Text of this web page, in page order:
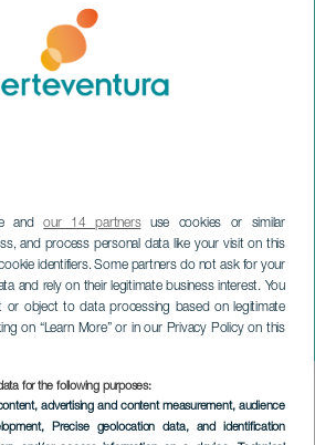
andour 14 partnersuse cookies or similar
and process personal data like your visit on this
identifiers. Some partners do not ask for your
and rely on their legitimate business interest. You
or object to data processing based on legitimate
on “Learn More” or in our Privacy Policy on this
for the following purposes:
advertising and content measurement, audience
, Precise geolocation data, and identification
Tull